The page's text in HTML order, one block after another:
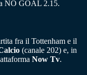
NO GOAL 2.15.
fra il Tottenham e il
(canale 202) e, in
Now Tv.